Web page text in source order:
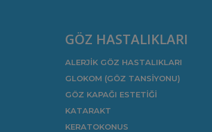
GÖZ HASTALIKLARI
ALERJİK GÖZ HASTALIKLARI
GLOKOM (GÖZ TANSİYONU)
GÖZ KAPAĞI ESTETİĞİ
KATARAKT
KERATOKONUS